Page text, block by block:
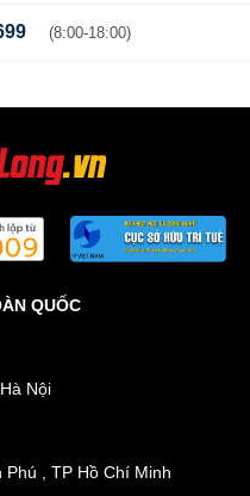
(8:00-18:00)
QUỐC
Nội
, TP Hồ Chí Minh